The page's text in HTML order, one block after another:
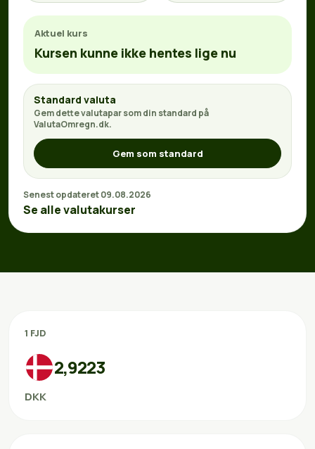
Aktuel kurs
Kursen kunne ikke hentes lige nu
Standard valuta
Gem dette valutapar som din standard på
ValutaOmregn.dk.
Gem som standard
Senest opdateret 09.08.2026
Se alle valutakurser
1 FJD
2,9223
DKK